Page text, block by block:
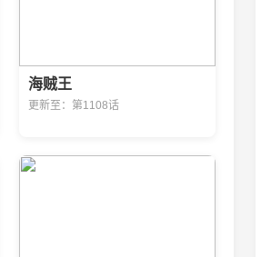
海贼王
更新至：第1108话